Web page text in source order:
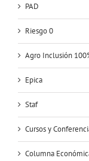
PAD
Riesgo 0
Agro Inclusión
Epica
Staf
Cursos y
Columna